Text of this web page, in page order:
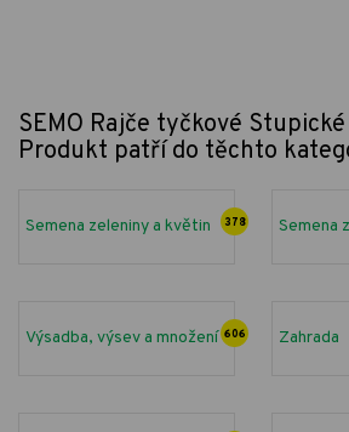
SEMO Rajče tyčkové
Produkt patří do těchto
Semena zeleniny a květin 378 Semena
Výsadba, výsev a množení 606 Zahrada